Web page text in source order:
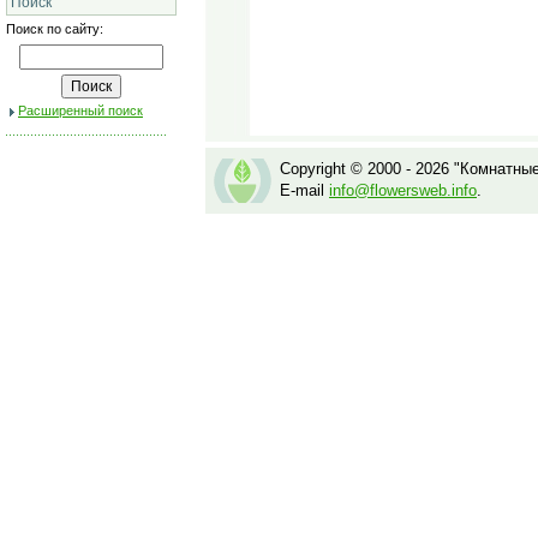
Поиск по сайту:
Расширенный поиск
Copyright © 2000 - 2026
E-mail info@flowersweb.info.